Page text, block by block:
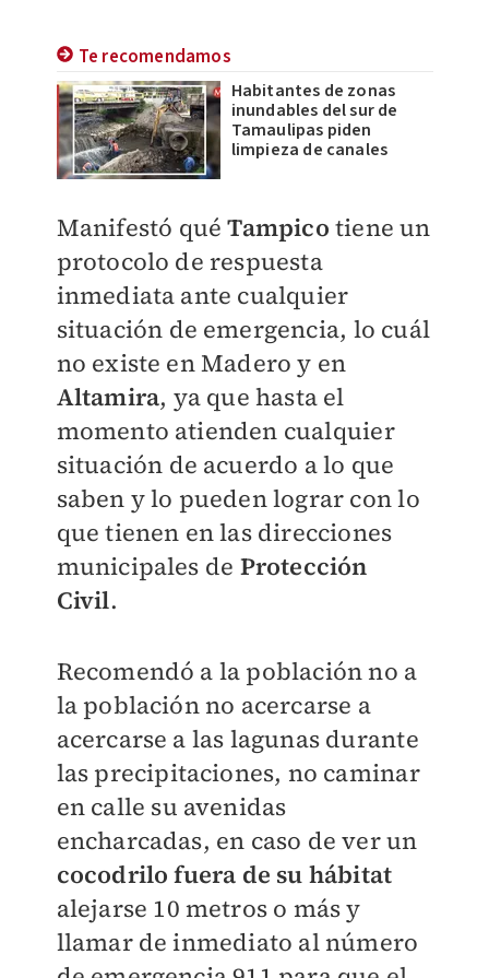
Te recomendamos
Habitantes de zonas
inundables del sur de
Tamaulipas piden
limpieza de canales
Manifestó quéTampico tiene un
protocolo de respuesta
inmediata ante cualquier
situación de emergencia, lo cuál
no existe en Madero y en
Altamira, ya que hasta el
momento atienden cualquier
situación de acuerdo a lo que
saben y lo pueden lograr con lo
que tienen en las direcciones
municipales de Protección
Civil.
Recomendó a la población no a
la población no acercarse a
acercarse a las lagunas durante
las precipitaciones, no caminar
en calle su avenidas
encharcadas, en caso de ver un
cocodrilo fuera de su hábitat
alejarse 10 metros o más y
llamar de inmediato al número